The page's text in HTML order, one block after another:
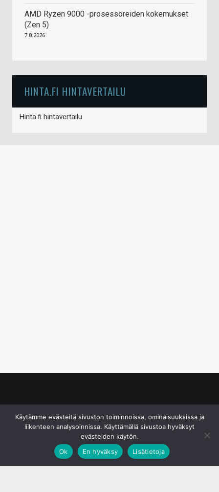
AMD Ryzen 9000 -prosessoreiden kokemukset
(Zen 5)
7.8.2026
HINTA.FI HINTAVERTAILU
Hinta.fi hintavertailu
Käytämme evästeitä sivuston toiminnoissa, ominaisuuksissa ja
liikenteen analysoinnissa. Käyttämällä sivustoa hyväksyt
evästeiden käytön.
Ok
En hyväksy Lisätietoja